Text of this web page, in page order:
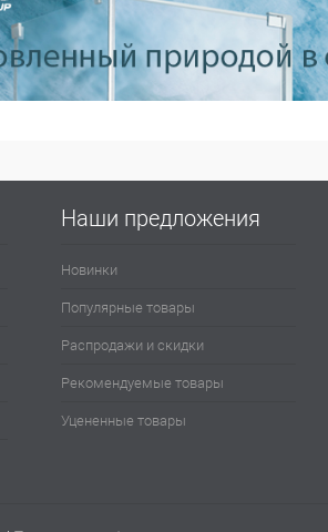
Наши предложения
Новинки
Популярные товары
Распродажи и скидки
Рекомендуемые товары
Уцененные товары